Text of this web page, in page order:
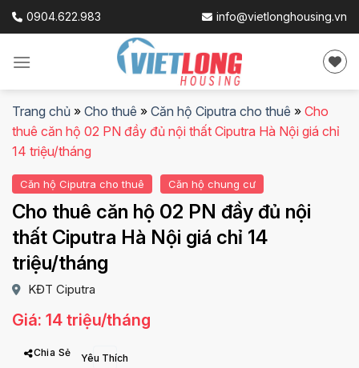
Skip
0904.622.983 info@vietlonghousing.vn
Trang chủ » Cho thuê » Căn hộ Ciputra cho thuê » Cho
thuê căn hộ 02 PN đầy đủ nội thất Ciputra Hà Nội giá chỉ
14 triệu/tháng
Căn hộ Ciputra cho thuê Căn hộ chung cư
Cho thuê căn hộ 02 PN đầy đủ nội
thất Ciputra Hà Nội giá chỉ 14
triệu/tháng
KĐT Ciputra
Giá: 14 triệu/tháng
Chia Sẻ